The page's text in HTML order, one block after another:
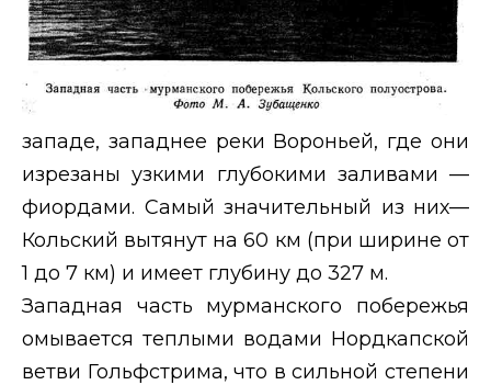
западе, западнее реки Вороньей, где они
изрезаны узкими глубокими заливами —
фиордами. Самый значительный из них—
Кольский вытянут на 60 км (при ширине от
1 до 7 км) и имеет глубину до 327 м.
Западная часть мурманского побережья
омывается теплыми водами Нордкапской
ветви Гольфстрима, что в сильной степени